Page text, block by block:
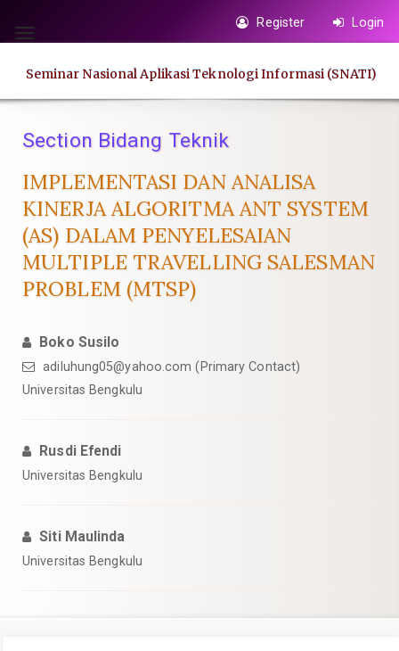
jump
page
content
Navigation
Main
Sidebar
Toggle
Register Login
Seminar Nasional Aplikasi Teknologi Informasi (SNATI)
Section Bidang Teknik
IMPLEMENTASI DAN ANALISA
KINERJA ALGORITMA ANT SYSTEM
(AS) DALAM PENYELESAIAN
MULTIPLE TRAVELLING SALESMAN
PROBLEM (MTSP)
Boko Susilo
adiluhung05@yahoo.com (Primary Contact)
Universitas Bengkulu
Rusdi Efendi
Universitas Bengkulu
Siti Maulinda
Universitas Bengkulu